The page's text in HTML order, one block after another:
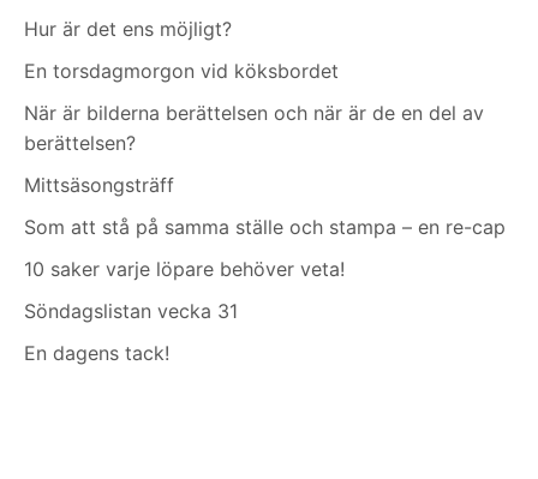
Hur är det ens möjligt?
En torsdagmorgon vid köksbordet
När är bilderna berättelsen och när är de en del av
berättelsen?
Mittsäsongsträff
Som att stå på samma ställe och stampa – en re-cap
10 saker varje löpare behöver veta!
Söndagslistan vecka 31
En dagens tack!